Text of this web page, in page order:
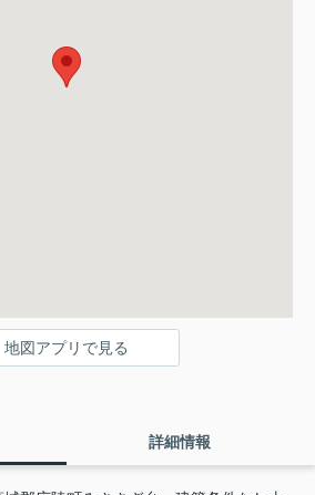
地図アプリで見る
詳細情報